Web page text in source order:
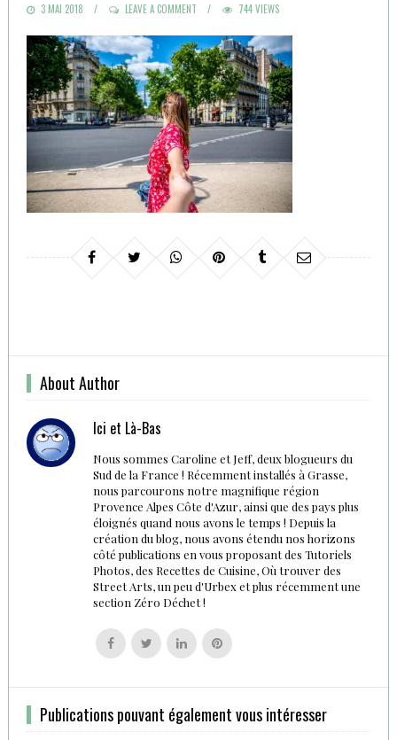
POSTED
3 MAI 2018 LEAVE A COMMENT 744 VIEWS
About Author
Ici et Là-Bas
Nous sommes Caroline et Jeff, deux blogueurs du
Sud de la France ! Récemment installés à Grasse,
nous parcourons notre magnifique région
Provence Alpes Côte d'Azur, ainsi que des pays plus
éloignés quand nous avons le temps ! Depuis la
création du blog, nous avons étendu nos horizons
côté publications en vous proposant des Tutoriels
Photos, des Recettes de Cuisine, Où trouver des
Street Arts, un peu d'Urbex et plus récemment une
section Zéro Déchet !
Follow
us
Follow
us
Follow
us
Follow
us
Publications pouvant également vous intéresser